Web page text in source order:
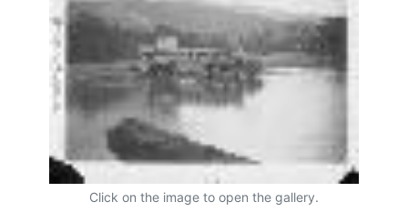
Click on the image to open the gallery.